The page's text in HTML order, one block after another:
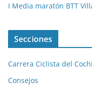
I Media maratón BTT
Secciones
Carrera Ciclista del
Consejos